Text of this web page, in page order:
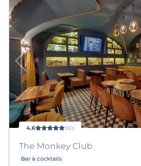
4,6 (60)
The Monkey Club
Bar à cocktails